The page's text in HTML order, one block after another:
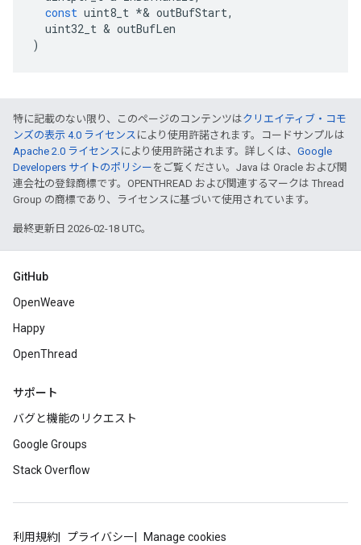
const uint8_t *& outBufStart,
uint32_t & outBufLen
)
特に記載のない限り、このページのコンテンツはクリエイティブ・コモ
ンズの表示 4.0 ライセンス により使用許諾されます。コードサンプルは
Apache 2.0 ライセンス により使用許諾されます。詳しくは、 Google
Developers サイトのポリシー をご覧ください。Java は Oracle および関
連会社の登録商標です。OPENTHREAD および関連するマークは Thread
Group の商標であり、ライセンスに基づいて使用されています。
最終更新日 2026-02-18 UTC。
GitHub
OpenWeave
Happy
OpenThread
サポート
バグと機能のリクエスト
Google Groups
Stack Overflow
利用規約 プライバシー Manage cookies